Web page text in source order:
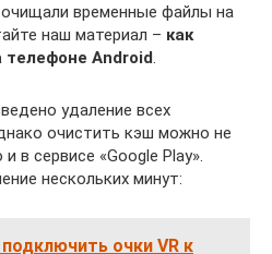
очищали временные файлы на
наш материал – как
телефоне Android
удаление всех
очистить кэш можно не
в сервисе «Google Play».
нескольких минут:
очки VR к